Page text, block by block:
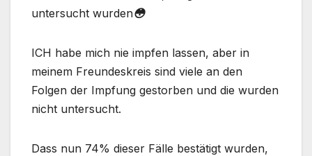
untersucht wurden😳
ICH habe mich nie impfen lassen, aber in
meinem Freundeskreis sind viele an den
Folgen der Impfung gestorben und die wurden
nicht untersucht.
Dass nun 74% dieser Fälle bestätigt wurden,